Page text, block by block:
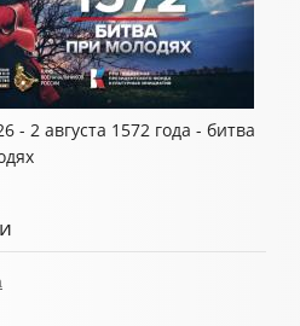
- 2 августа 1572 года - битва